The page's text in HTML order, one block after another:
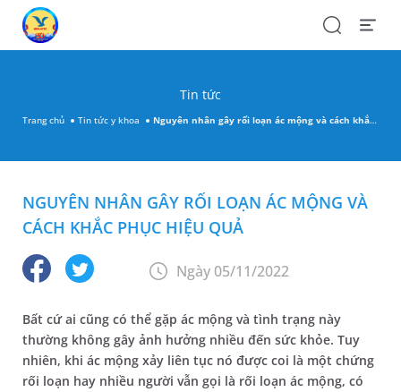
SearchOpen
Tin tức
Trang chủ Tin tức y khoa Nguyên nhân gây rối loạn ác mộng và cách khắc phục hiệu quả
NGUYÊN NHÂN GÂY RỐI LOẠN ÁC MỘNG VÀ
CÁCH KHẮC PHỤC HIỆU QUẢ
Ngày 05/11/2022
Bất cứ ai cũng có thể gặp ác mộng và tình trạng này
thường không gây ảnh hưởng nhiều đến sức khỏe. Tuy
nhiên, khi ác mộng xảy liên tục nó được coi là một chứng
rối loạn hay nhiều người vẫn gọi là rối loạn ác mộng, có